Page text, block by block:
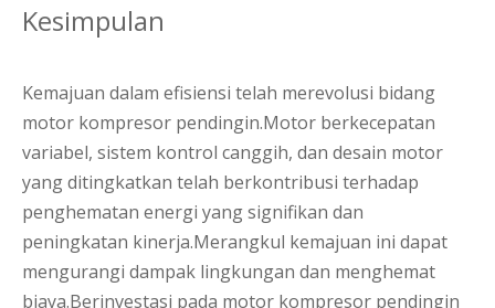
Kesimpulan
Kemajuan dalam efisiensi telah merevolusi bidang
motor kompresor pendingin.Motor berkecepatan
variabel, sistem kontrol canggih, dan desain motor
yang ditingkatkan telah berkontribusi terhadap
penghematan energi yang signifikan dan
peningkatan kinerja.Merangkul kemajuan ini dapat
mengurangi dampak lingkungan dan menghemat
biaya.Berinvestasi pada motor kompresor pendingin